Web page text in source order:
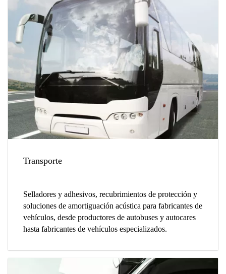
accesorios.
Transporte
Selladores y adhesivos, recubrimientos de protección y
soluciones de amortiguación acústica para fabricantes de
vehículos, desde productores de autobuses y autocares
hasta fabricantes de vehículos especializados.